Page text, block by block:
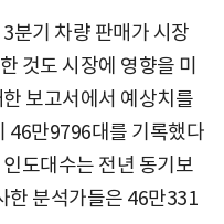
분기 차량 판매가 시장
것도 시장에 영향을 미
보고서에서 예상치를
46만9796대를 기록했다
도대수는 전년 동기보
한 분석가들은 46만331